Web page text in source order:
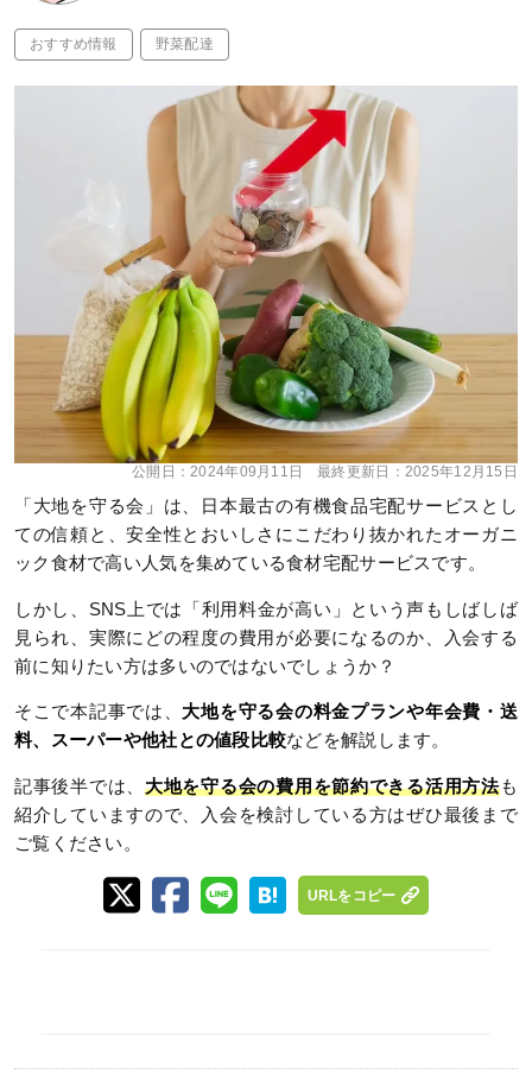
おすすめ情報 野菜配達
公開日：2024年09月11日 最終更新日： 2025年12月15日
「大地を守る会」は、日本最古の有機食品宅配サービスとし
ての信頼と、安全性とおいしさにこだわり抜かれたオーガニ
ック食材で高い人気を集めている食材宅配サービスです。
しかし、SNS上では「利用料金が高い」という声もしばしば
見られ、実際にどの程度の費用が必要になるのか、入会する
前に知りたい方は多いのではないでしょうか？
そこで本記事では、 大地を守る会の料金プランや年会費・送
料、スーパーや他社との値段比較などを解説します。
記事後半では、大地を守る会の費用を節約できる活用方法も
紹介していますので、入会を検討している方はぜひ最後まで
ご覧ください。
URLをコピー